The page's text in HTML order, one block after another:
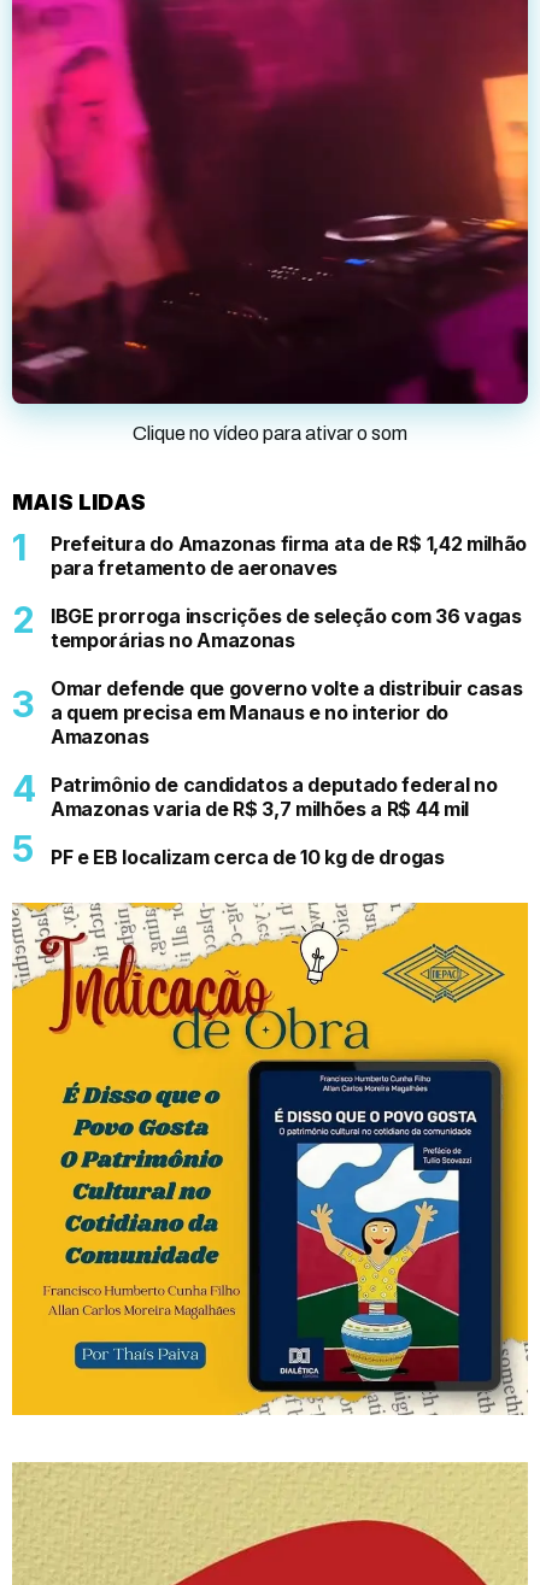
Clique no vídeo para ativar o som
MAIS LIDAS
Prefeitura do Amazonas firma ata de R$ 1,42 milhão
para fretamento de aeronaves
IBGE prorroga inscrições de seleção com 36 vagas
temporárias no Amazonas
Omar defende que governo volte a distribuir casas
a quem precisa em Manaus e no interior do
Amazonas
Patrimônio de candidatos a deputado federal no
Amazonas varia de R$ 3,7 milhões a R$ 44 mil
PF e EB localizam cerca de 10 kg de drogas